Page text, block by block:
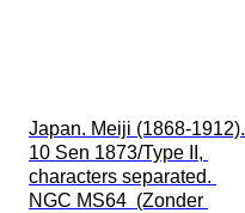
Japan. Meiji (1868-1912).
10 Sen 1873/Type II,
characters separated.
NGC MS64  (Zonder